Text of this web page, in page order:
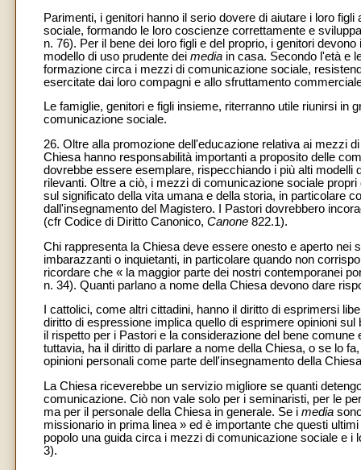
Parimenti, i genitori hanno il serio dovere di aiutare i loro
sociale, formando le loro coscienze correttamente e
n. 76). Per il bene dei loro figli e del proprio, i genitori
modello di uso prudente dei media in casa. Secondo l'età e
formazione circa i mezzi di comunicazione sociale,
esercitate dai loro compagni e allo sfruttamento
Le famiglie, genitori e figli insieme, riterranno utile riunirsi in
comunicazione sociale.
26. Oltre alla promozione dell'educazione relativa ai mezzi
Chiesa hanno responsabilità importanti a proposito delle
dovrebbe essere esemplare, rispecchiando i più alti modelli
rilevanti. Oltre a ciò, i mezzi di comunicazione sociale
sul significato della vita umana e della storia, in particolare
dall'insegnamento del Magistero. I Pastori dovrebbero
(cfr Codice di Diritto Canonico, Canone 822.1).
Chi rappresenta la Chiesa deve essere onesto e aperto nei
imbarazzanti o inquietanti, in particolare quando non
ricordare che « la maggior parte dei nostri contemporanei
n. 34). Quanti parlano a nome della Chiesa devono dare
I cattolici, come altri cittadini, hanno il diritto di esprimersi
diritto di espressione implica quello di esprimere opinioni
il rispetto per i Pastori e la considerazione del bene
tuttavia, ha il diritto di parlare a nome della Chiesa, o se lo
opinioni personali come parte dell'insegnamento della
La Chiesa riceverebbe un servizio migliore se quanti
comunicazione. Ciò non vale solo per i seminaristi, per le
ma per il personale della Chiesa in generale. Se i media
missionario in prima linea » ed è importante che questi
popolo una guida circa i mezzi di comunicazione sociale e
3).